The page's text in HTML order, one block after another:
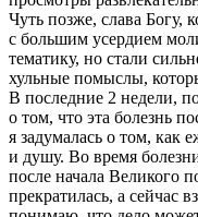
Чуть позже, слава Богу,
с большим усердием
тематику, но стали
хульные помыслы,
В последние 2 недели,
о том, что эта болезнь
я задумалась о том, как
и душу. Во время
после начала Великого
прекратилась, а сейчас